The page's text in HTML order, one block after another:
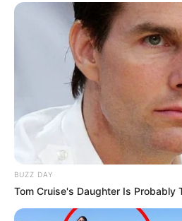
BUZZ DAY
Tom Cruise's Daughter Is Probably